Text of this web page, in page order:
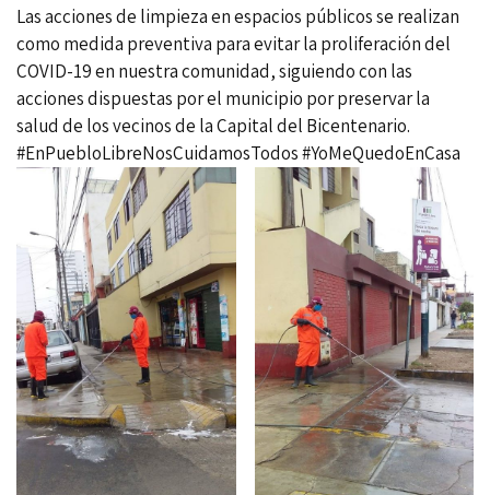
Las acciones de limpieza en espacios públicos se realizan
como medida preventiva para evitar la proliferación del
COVID-19 en nuestra comunidad, siguiendo con las
acciones dispuestas por el municipio por preservar la
salud de los vecinos de la Capital del Bicentenario.
#EnPuebloLibreNosCuidamosTodos#YoMeQuedoEnCasa